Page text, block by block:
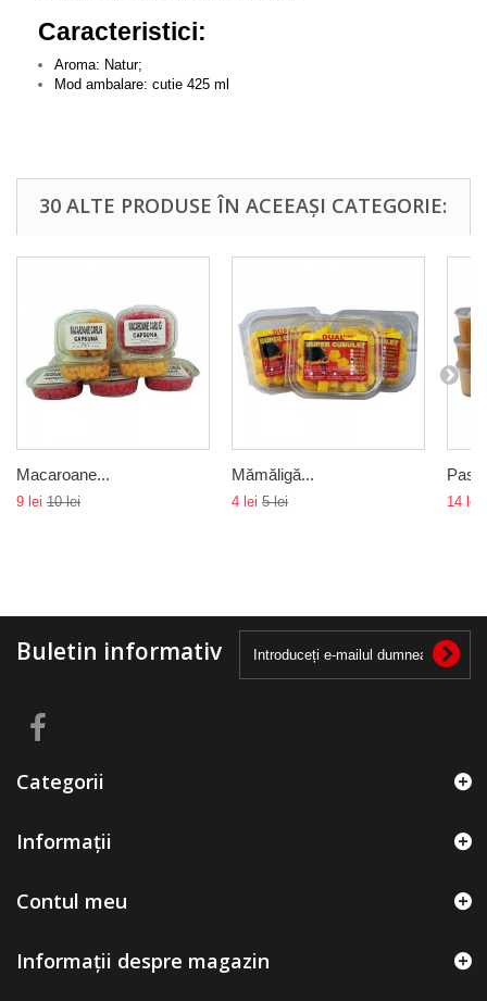
Caracteristici:
Aroma: Natur;
Mod ambalare: cutie 425 ml
30 ALTE PRODUSE ÎN ACEEAȘI CATEGORIE:
Macaroane...
9 lei 10 lei
Mămăligă...
4 lei 5 lei 14 lei
Buletin informativ
Categorii
Informații
Contul meu
Informații despre magazin